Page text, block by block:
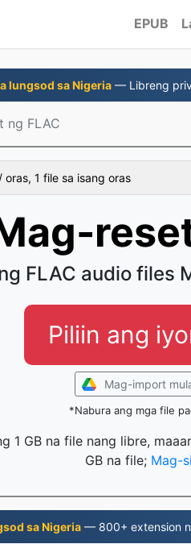
EPUB
lungsod sa Nigeria — Libreng
ng FLAC
oras, 1 file sa isang oras
FLAC audio files
Piliin ang
Mag-import
*Nabura ang mga file
1 GB na file nang libre,
GB na file; Mag-
sa Nigeria— 800+ extension